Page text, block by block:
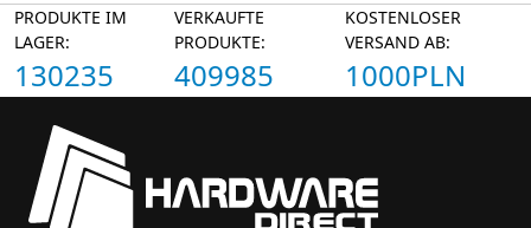
PRODUKTE IM
LAGER:
130235
VERKAUFTE
PRODUKTE:
409985
KOSTENLOSER
VERSAND AB:
1000PLN